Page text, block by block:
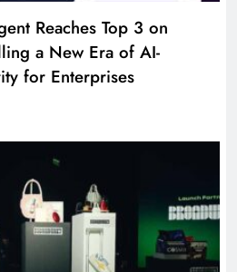
Reaches Top 3 on
a New Era of AI-
for Enterprises